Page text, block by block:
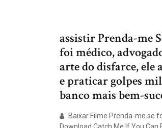
assistir Prenda-me
foi médico,
arte do disfarce, ele
e praticar golpes
banco mais bem-
Baixar Filme Prenda-me se